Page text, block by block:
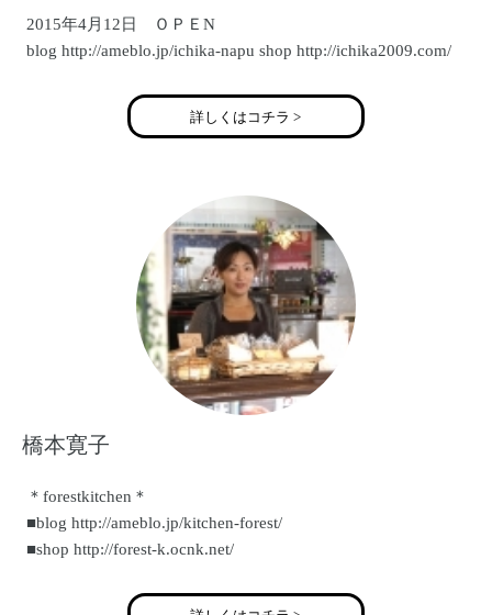
2015年4月12日 ＯＰＥN
blog http://ameblo.jp/ichika-napu shop http://ichika2009.com/
詳しくはコチラ >
橋本寛子
＊forestkitchen＊
■blog http://ameblo.jp/kitchen-forest/
■shop http://forest-k.ocnk.net/